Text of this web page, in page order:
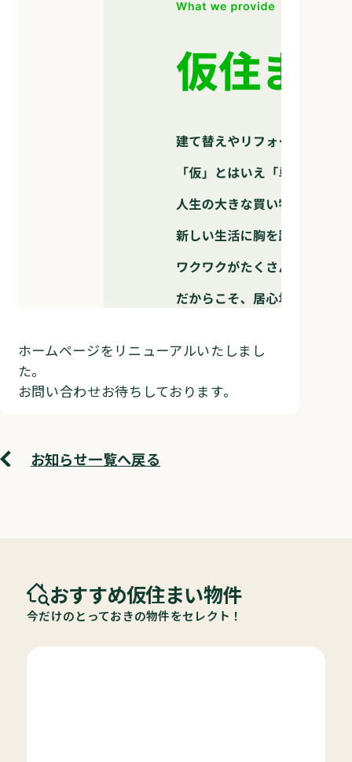
ホームページをリニューアルいたしまし
た。
お問い合わせお待ちしております。
お知らせ一覧へ戻る
おすすめ仮住まい物件
今だけのとっておきの物件をセレクト！